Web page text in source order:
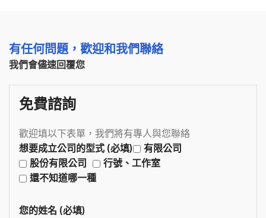
有任何問題，歡迎和我們聯絡
我們會儘速回覆您
免費諮詢
歡迎填以下表單，我們將有專人與您聯絡
想要成立公司的型式 (必填)
有限公司
股份有限公司
行號、工作室
還不知道哪一種
您的姓名 (必填)